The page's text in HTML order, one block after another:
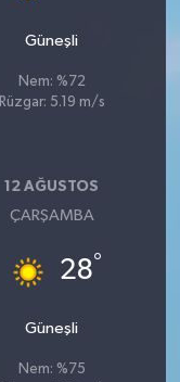
Güneşli
Nem: %72
Rüzgar: 5.19 m/s
12 AĞUSTOS
ÇARŞAMBA
28°
Güneşli
Nem: %75